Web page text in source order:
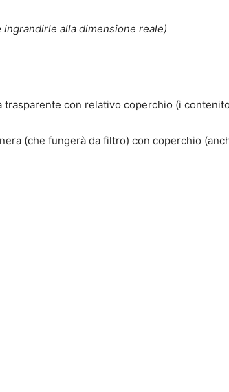
alla dimensione reale)
trasparente con relativo coperchio (i
(che fungerà da filtro) con coperchio